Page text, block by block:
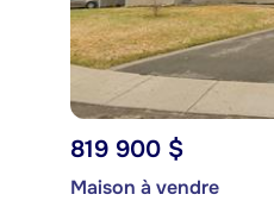
819 900 $
Maison à vendre